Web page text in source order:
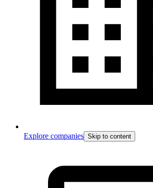
Explore companies Skip to content